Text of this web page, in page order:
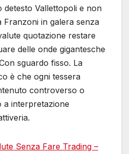
detesto Vallettopoli e non
Franzoni in galera senza
quotazione restare
delle onde gigantesche
sguardo fisso. La
è che ogni tessera
controverso o
a interpretazione
Senza Fare Trading –